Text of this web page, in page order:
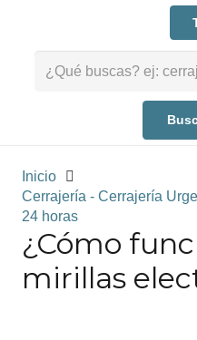
Inicio
Cerrajería - Cerrajería
24 horas
¿Cómo
mirillas